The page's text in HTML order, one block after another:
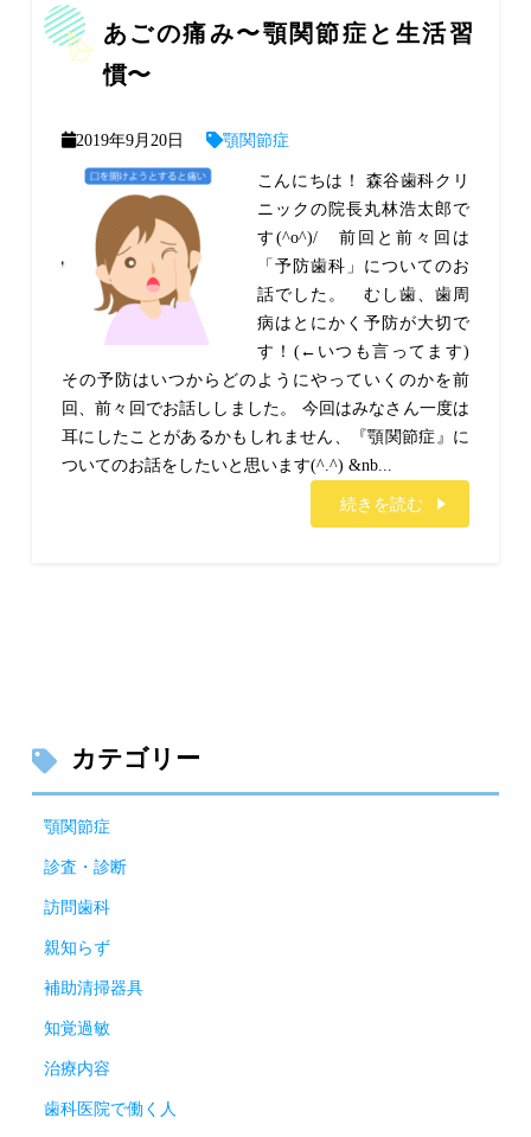
あごの痛み〜顎関節症と生活習
慣〜
2019年9月20日 顎関節症
こんにちは！ 森谷歯科クリ
ニックの院長丸林浩太郎で
す(^o^)/ 前回と前々回は
「予防歯科」についてのお
話でした。 むし歯、歯周
病はとにかく予防が大切で
す！(←いつも言ってます)
その予防はいつからどのようにやっていくのかを前
回、前々回でお話ししました。 今回はみなさん一度は
耳にしたことがあるかもしれません、『顎関節症』に
ついてのお話をしたいと思います(^.^) &nb...
続きを読む
カテゴリー
顎関節症
診査・診断
訪問歯科
親知らず
補助清掃器具
知覚過敏
治療内容
歯科医院で働く人